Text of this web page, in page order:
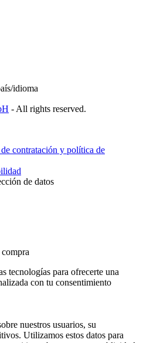
idioma
- All rights reserved.
contratación y política de
de datos
tecnologías para ofrecerte una
con tu consentimiento
nuestros usuarios, su
Utilizamos estos datos para